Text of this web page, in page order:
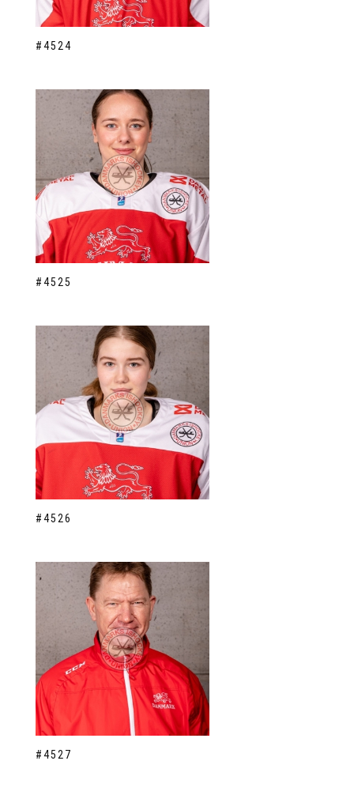
#4524
#4525
#4526
#4527